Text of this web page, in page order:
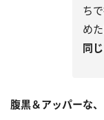
ち
め
同
腹黒＆アッパーな